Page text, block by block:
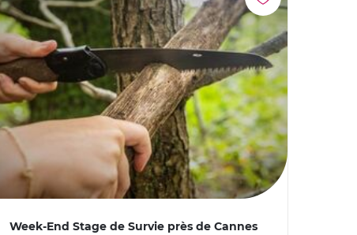
Week-End Stage de Survie près de Cannes